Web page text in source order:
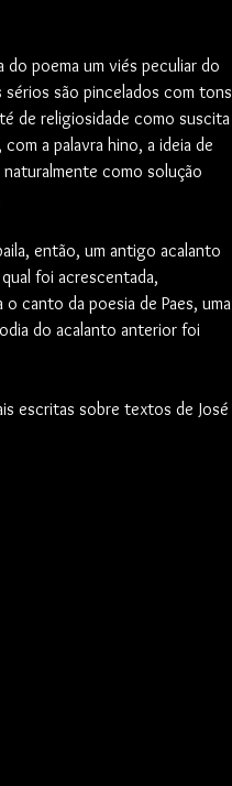
do poema um viés peculiar do
sérios são pincelados com tons
de religiosidade como suscita
a palavra hino, a ideia de
como solução
então, um antigo acalanto
foi acrescentada,
canto da poesia de Paes, uma
do acalanto anterior foi
escritas sobre textos de José